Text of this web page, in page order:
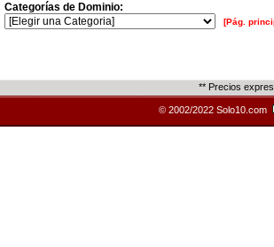
Categorías de Dominio:
[Pág.
** Precios
© 2002/2022 Solo10.com